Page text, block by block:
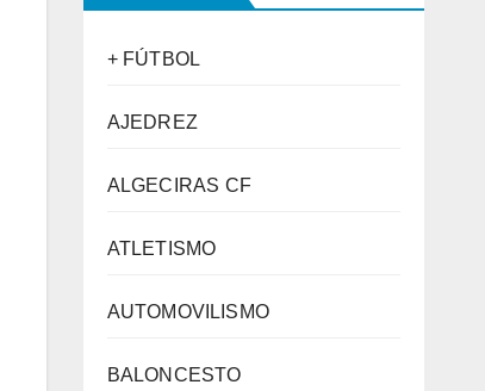
+ FÚTBOL
AJEDREZ
ALGECIRAS CF
ATLETISMO
AUTOMOVILISMO
BALONCESTO